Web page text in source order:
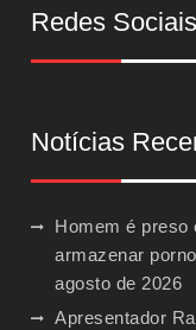
Redes Sociais
Notícias
Homem é preso
armazenar
agosto de 2026
Apresentador